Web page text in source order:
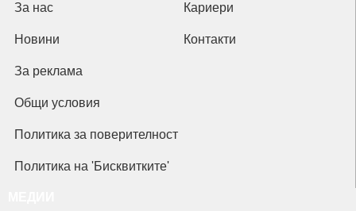
За нас Кариери
Новини Контакти
За реклама
Общи условия
Политика за поверителност
Политика на 'Бисквитките'